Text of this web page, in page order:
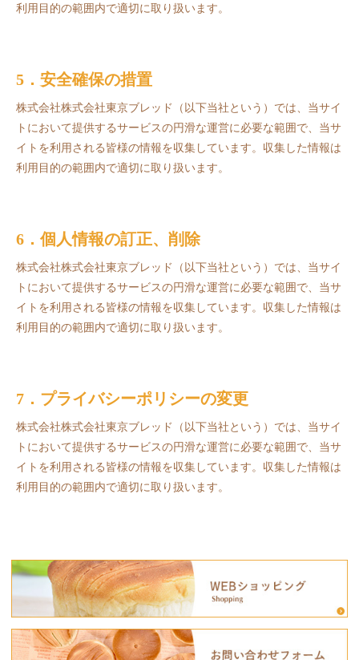
利用目的の範囲内で適切に取り扱います。
5．安全確保の措置
株式会社株式会社東京ブレッド（以下当社という）では、当サイ
トにおいて提供するサービスの円滑な運営に必要な範囲で、当サ
イトを利用される皆様の情報を収集しています。収集した情報は
利用目的の範囲内で適切に取り扱います。
6．個人情報の訂正、削除
株式会社株式会社東京ブレッド（以下当社という）では、当サイ
トにおいて提供するサービスの円滑な運営に必要な範囲で、当サ
イトを利用される皆様の情報を収集しています。収集した情報は
利用目的の範囲内で適切に取り扱います。
7．プライバシーポリシーの変更
株式会社株式会社東京ブレッド（以下当社という）では、当サイ
トにおいて提供するサービスの円滑な運営に必要な範囲で、当サ
イトを利用される皆様の情報を収集しています。収集した情報は
利用目的の範囲内で適切に取り扱います。